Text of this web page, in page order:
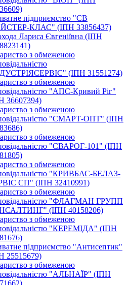
підприємство "СВ
КЛАС" (ІПН 33856437)
Лариса Євгеніївна (ІПН
з обмеженою
(ІПН 31551274)
з oбмeжeнoю
"АПС-Кривий Ріг"
36607394)
з oбмeжeнoю
"СМАРТ-ОПТ" (ІПН
з oбмeжeнoю
"СВАРОГ-101" (ІПН
з oбмeжeнoю
"КРИВБАС-БЕЛАЗ-
СП" (ІПН 32410991)
з oбмeжeнoю
"ФЛАГМАН ГРУПП
(ІПН 40158206)
з oбмeжeнoю
"КЕРЕМІДА" (ІПН
підприємство "Антисептик"
25515679)
з oбмeжeнoю
"АЛЬНАЇР" (ІПН